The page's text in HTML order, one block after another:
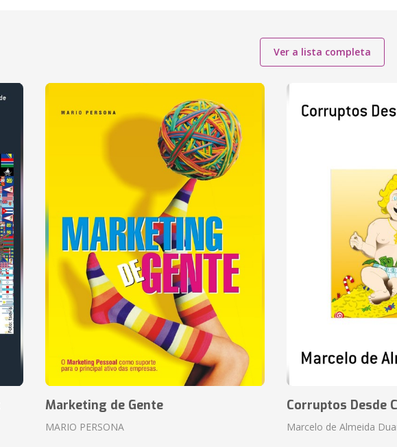
Ver a lista completa
Marketing de Gente
MARIO PERSONA
Corruptos Desde
Marcelo de Almeida